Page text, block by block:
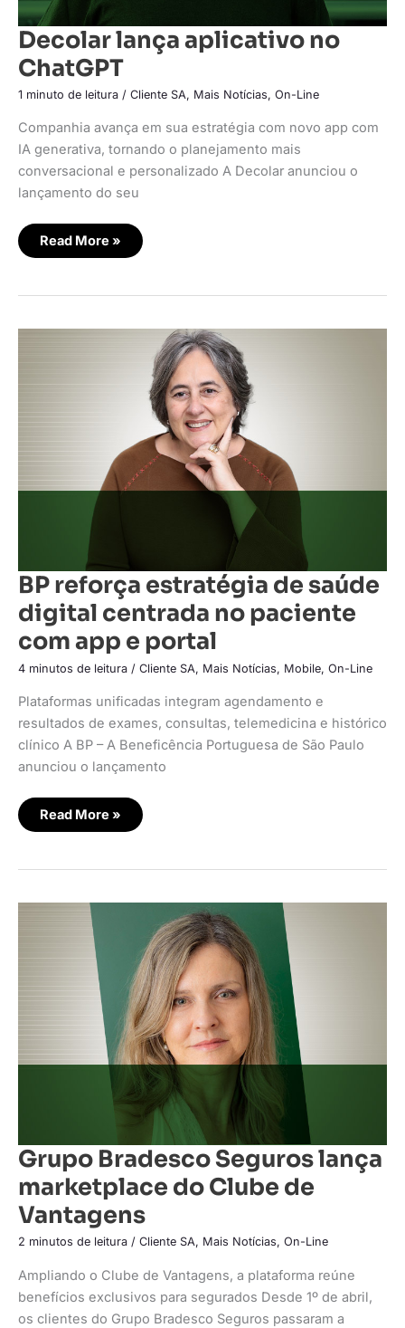
Decolar lança aplicativo no
ChatGPT
1 minuto de leitura / Cliente SA, Mais Notícias, On-Line
Companhia avança em sua estratégia com novo app com
IA generativa, tornando o planejamento mais
conversacional e personalizado A Decolar anunciou o
lançamento do seu
Read More »
BP reforça estratégia de saúde
digital centrada no paciente
com app e portal
4 minutos de leitura / Cliente SA, Mais Notícias, Mobile, On-Line
Plataformas unificadas integram agendamento e
resultados de exames, consultas, telemedicina e histórico
clínico A BP – A Beneficência Portuguesa de São Paulo
anunciou o lançamento
Read More »
Grupo Bradesco Seguros lança
marketplace do Clube de
Vantagens
2 minutos de leitura / Cliente SA, Mais Notícias, On-Line
Ampliando o Clube de Vantagens, a plataforma reúne
benefícios exclusivos para segurados Desde 1º de abril,
os clientes do Grupo Bradesco Seguros passaram a
Grupo
Bradesco
Seguros
marketplace
Vantagens